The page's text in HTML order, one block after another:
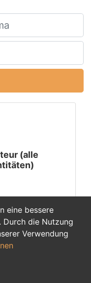
eine bessere
die Nutzung
Verwendung
(alle